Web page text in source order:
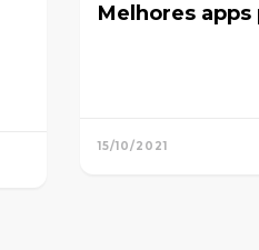
Melhores apps
15/10/2021